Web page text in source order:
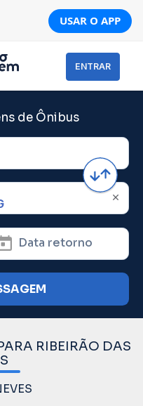
USAR O APP
ENTRAR
de Ônibus
Data retorno
RIBEIRÃO DAS